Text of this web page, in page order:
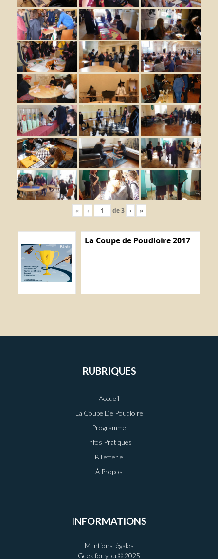
« ‹ de3 › »
La Coupe de Poudloire 2017
RUBRIQUES
Accueil
La Coupe De Poudloire
Programme
Infos Pratiques
Billetterie
À Propos
INFORMATIONS
Mentions légales
Geek for you © 2025